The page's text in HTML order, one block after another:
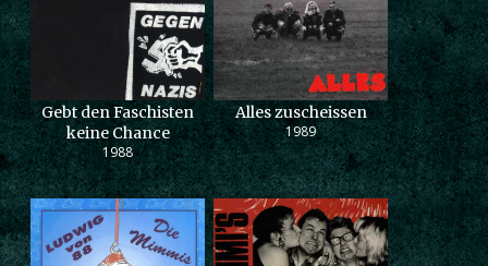
Gebt den Faschisten
keine Chance
1988
Alles zuscheissen
1989